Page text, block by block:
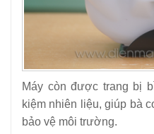
Máy còn được trang bị b
kiệm nhiên liệu, giúp bà
bảo vệ môi trường.